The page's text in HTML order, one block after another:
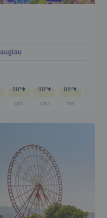
8899€
grd
8899€
sau
8899€
vas